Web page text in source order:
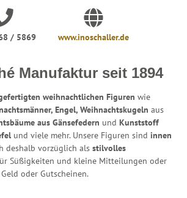
/ 5869 www.inoschaller.de
Manufaktur seit 1894
weihnachtlichen Figuren wie
Engel, Weihnachtskugeln aus
aus Gänsefedern und Kunststoff
und viele mehr. Unsere Figuren sind innen
deshalb vorzüglich als stilvolles
Süßigkeiten und kleine Mitteilungen oder
oder Gutscheinen.